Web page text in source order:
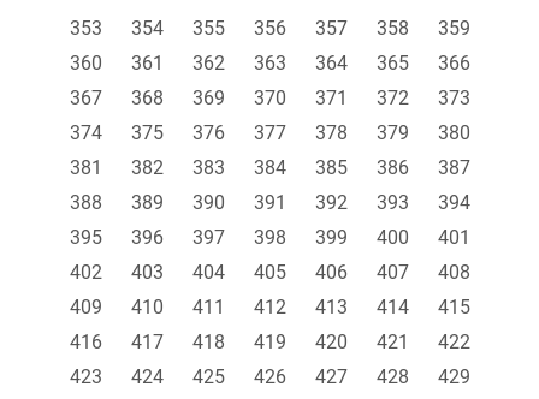
353
354 355 356 357 358
359
360
361 362 363 364 365
366
367
368 369 370 371 372
373
374
375 376 377 378 379
380
381
382 383 384 385 386
387
388
389 390 391 392 393
394
395
396 397 398 399 400
401
402
403 404 405 406 407
408
409
410 411 412 413 414
415
416
417 418 419 420 421
422
423
424 425 426 427 428
429